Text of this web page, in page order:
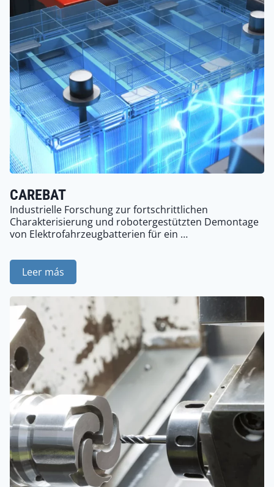
CAREBAT
Industrielle Forschung zur fortschrittlichen
Charakterisierung und robotergestützten Demontage
von Elektrofahrzeugbatterien für ein …
Leer más